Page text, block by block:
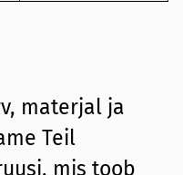
materjal ja
Teil
mis toob